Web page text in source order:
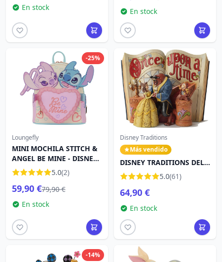
En stock
En stock
-25%
Loungefly
MINI MOCHILA STITCH &
ANGEL BE MINE - DISNEY
LOUNGEFLY5.0(2)
59,90 €79,90 €
En stock
Disney Traditions
Más vendido
DISNEY TRADITIONS DEL
STORYBOOK DE LA BELLA
Y LA BESTIA
5.0(61)
64,90 €
En stock
-14%